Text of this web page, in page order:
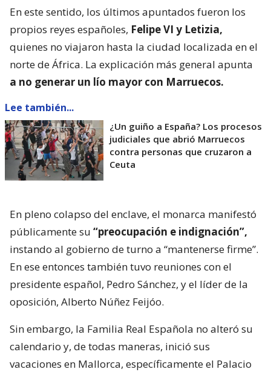
En este sentido, los últimos apuntados fueron los
propios reyes españoles, Felipe VI y Letizia,
quienes no viajaron hasta la ciudad localizada en el
norte de África. La explicación más general apunta
a no generar un lío mayor con Marruecos.
Lee también...
¿Un guiño a España? Los procesos
judiciales que abrió Marruecos
contra personas que cruzaron a
Ceuta
En pleno colapso del enclave, el monarca manifestó
públicamente su “preocupación e indignación”,
instando al gobierno de turno a “mantenerse firme”.
En ese entonces también tuvo reuniones con el
presidente español, Pedro Sánchez, y el líder de la
oposición, Alberto Núñez Feijóo.
Sin embargo, la Familia Real Española no alteró su
calendario y, de todas maneras, inició sus
vacaciones en Mallorca, específicamente el Palacio